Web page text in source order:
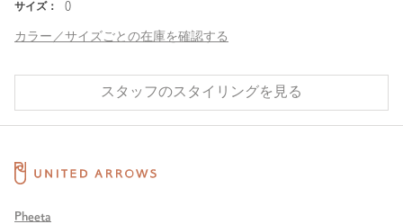
サイズ： 0
カラー／サイズごとの在庫を確認する
スタッフのスタイリングを見る
Pheeta